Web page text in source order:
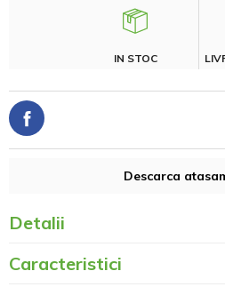
IN STOC
Descarca
Detalii
Caracteristici